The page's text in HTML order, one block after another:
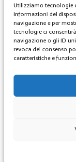
Utilizziamo tecnologie
informazioni del
navigazione e per
tecnologie ci
navigazione o gli ID
revoca del consenso
caratteristiche e
Questa opera è
CC BY 4.0
MENU
youtube
Copyright © 2025 |